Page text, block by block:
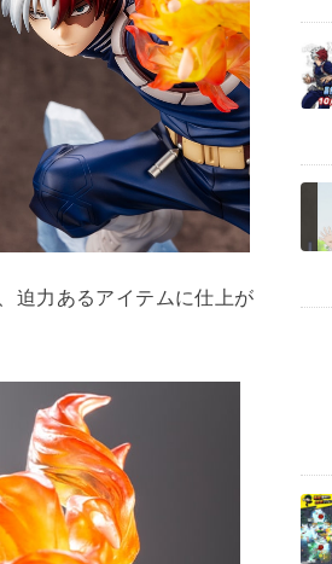
迫力あるアイテムに仕上が